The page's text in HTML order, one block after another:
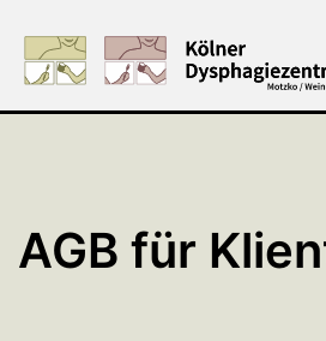
Inhalt
springen
AGB für